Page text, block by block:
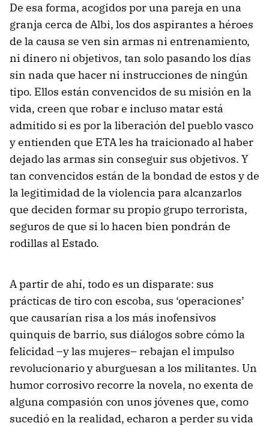
De esa forma, acogidos por una pareja en una
granja cerca de Albi, los dos aspirantes a héroes
de la causa se ven sin armas ni entrenamiento,
ni dinero ni objetivos, tan solo pasando los días
sin nada que hacer ni instrucciones de ningún
tipo. Ellos están convencidos de su misión en la
vida, creen que robar e incluso matar está
admitido si es por la liberación del pueblo vasco
y entienden que ETA les ha traicionado al haber
dejado las armas sin conseguir sus objetivos. Y
tan convencidos están de la bondad de estos y de
la legitimidad de la violencia para alcanzarlos
que deciden formar su propio grupo terrorista,
seguros de que si lo hacen bien pondrán de
rodillas al Estado.
A partir de ahí, todo es un disparate: sus
prácticas de tiro con escoba, sus ‘operaciones’
que causarían risa a los más inofensivos
quinquis de barrio, sus diálogos sobre cómo la
felicidad –y las mujeres– rebajan el impulso
revolucionario y aburguesan a los militantes. Un
humor corrosivo recorre la novela, no exenta de
alguna compasión con unos jóvenes que, como
sucedió en la realidad, echaron a perder su vida